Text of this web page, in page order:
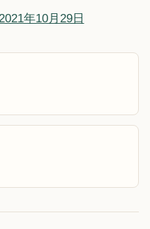
年10月29日